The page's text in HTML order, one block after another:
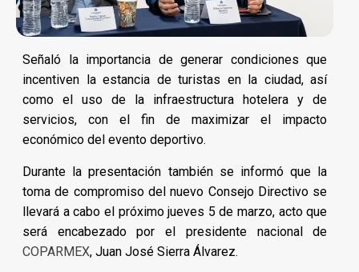
Señaló la importancia de generar condiciones que
incentiven la estancia de turistas en la ciudad, así
como el uso de la infraestructura hotelera y de
servicios, con el fin de maximizar el impacto
económico del evento deportivo.
Durante la presentación también se informó que la
toma de compromiso del nuevo Consejo Directivo se
llevará a cabo el próximo jueves 5 de marzo, acto que
será encabezado por el presidente nacional de
COPARMEX, Juan José Sierra Álvarez.